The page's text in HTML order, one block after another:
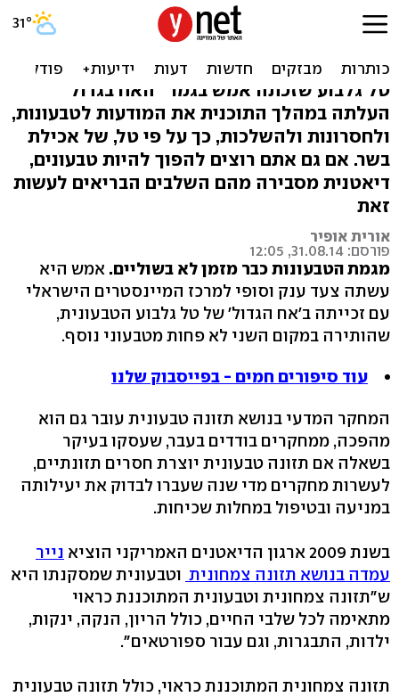
בהשפעת טל: איך להפוך
לטבעוני במעבר בריא
טל גלבוע שזכתה אמש בגמר "האח בגדול"
העלתה במהלך התוכנית את המודעות לטבעונות,
ולחסרונות ולהשלכות, כך על פי טל, של אכילת
בשר. אם גם אתם רוצים להפוך להיות טבעונים,
דיאטנית מסבירה מהם השלבים הבריאים לעשות
זאת
אורית אופיר
פורסם: 31.08.14, 12:05
מגמת הטבעונות כבר מזמן לא בשוליים. אמש היא
עשתה צעד ענק וסופי למרכז המיינסטרים הישראלי
עם זכייתה ב'אח הגדול' של טל גלבוע הטבעונית,
שהותירה במקום השני לא פחות מטבעוני נוסף.
עוד סיפורים חמים - בפייסבוק שלנו
המחקר המדעי בנושא תזונה טבעונית עובר גם הוא
מהפכה, ממחקרים בודדים בעבר, שעסקו בעיקר
בשאלה אם תזונה טבעונית יוצרת חסרים תזונתיים,
לעשרות מחקרים מדי שנה שעברו לבדוק את יעילותה
במניעה ובטיפול במחלות שכיחות.
בשנת 2009 ארגון הדיאטנים האמריקני הוציא
נייר
עמדה בנושא תזונה צמחונית וטבעונית שמסקנתו היא
ש"תזונה צמחונית וטבעונית המתוכננת כראוי
מתאימה לכל שלבי החיים, כולל הריון, הנקה, ינקות,
ילדות, התבגרות, וגם עבור ספורטאים".
תזונה צמחונית המתוכננת כראוי, כולל תזונה טבעונית